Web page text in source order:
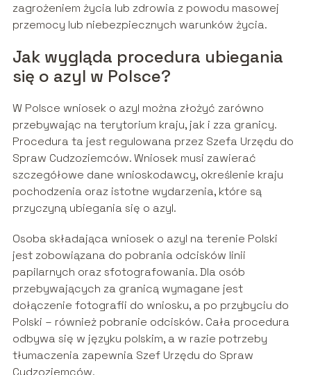
zagrożeniem życia lub zdrowia z powodu masowej
przemocy lub niebezpiecznych warunków życia.
Jak wygląda procedura ubiegania
się o azyl w Polsce?
W Polsce wniosek o azyl można złożyć zarówno
przebywając na terytorium kraju, jak i zza granicy.
Procedura ta jest regulowana przez Szefa Urzędu do
Spraw Cudzoziemców. Wniosek musi zawierać
szczegółowe dane wnioskodawcy, określenie kraju
pochodzenia oraz istotne wydarzenia, które są
przyczyną ubiegania się o azyl.
Osoba składająca wniosek o azyl na terenie Polski
jest zobowiązana do pobrania odcisków linii
papilarnych oraz sfotografowania. Dla osób
przebywających za granicą wymagane jest
dołączenie fotografii do wniosku, a po przybyciu do
Polski – również pobranie odcisków. Cała procedura
odbywa się w języku polskim, a w razie potrzeby
tłumaczenia zapewnia Szef Urzędu do Spraw